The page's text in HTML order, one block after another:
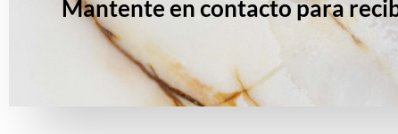
Mantente en contacto para